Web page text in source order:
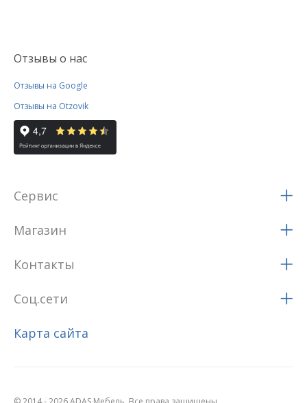
Отзывы о нас
Отзывы на Google
Отзывы на Otzovik
Сервис
Магазин
Контакты
Соц.сети
Карта сайта